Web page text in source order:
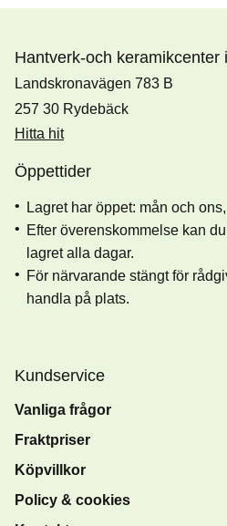
Hantverk-och keramikcenter
Landskronavägen 783 B
257 30 Rydebäck
Hitta hit
Öppettider
Lagret har öppet: mån och
Efter överenskommelse kan
lagret alla dagar.
För närvarande stängt för
handla på plats.
Kundservice
Vanliga frågor
Fraktpriser
Köpvillkor
Policy & cookies